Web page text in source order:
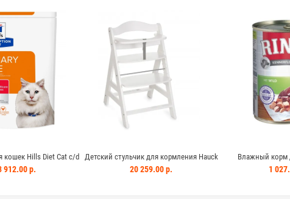
кошек Hills Diet Cat c/d
3 кг подавляющий
912.00 р.
Детский стульчик для кормления Hauck
Alpha+ цвет белый
20 259.00 р.
Влажный корм
Kennerfleisch
1